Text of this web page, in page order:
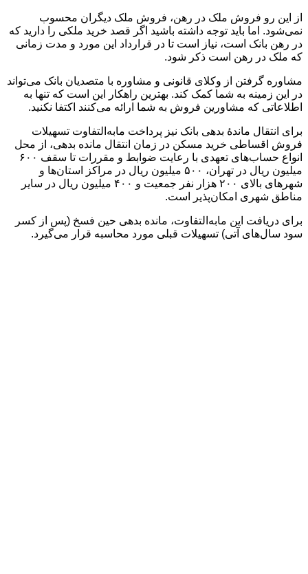
از این رو فروش ملک در رهن، فروش ملک دیگران محسوب
نمی‌شود. اما باید توجه داشته باشید اگر قصد خرید ملکی را دارید که
در رهن بانک است، نیاز است تا در قرارداد این مورد و مدت زمانی
که ملک در رهن است ذکر شود.
مشاوره گرفتن از وکلای قانونی و مشاوره با متصدیان بانک می‌تواند
در این زمینه به شما کمک کند. بهترین راهکار این است که تنها به
اطلاعاتی که مشاورین فروش به شما ارائه می‌کنند اکتفا نکنید.
برای انتقال ماندۀ بدهی بانک نیز پرداخت ما‌به‌التفاوت تسهیلات
فروش اقساطی خرید مسکن در زمان انتقال مانده بدهی، از محل
انواع حساب‌های تعهدی با رعایت ضوابط و مقررات تا سقف ۶۰۰
میلیون ریال در تهران، ۵۰۰ میلیون ریال در مراکز استان‌ها و
شهرهای بالای ۲۰۰ هزار نفر جمعیت و ۴۰۰ میلیون ریال در سایر
مناطق شهری امکان‌پذیر است.
برای دریافت این مابه‌التفاوت، مانده بدهی حین فسخ (پس از کسر
سود سال‌های آتی) تسهیلات قبلی مورد محاسبه قرار می‌گیرد.